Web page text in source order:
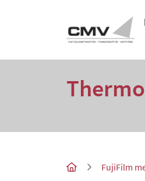
FujiFilm